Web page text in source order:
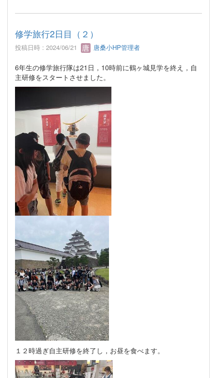
修学旅行2日目（２）
投稿日時 : 2024/06/21 唐桑小HP管理者
6年生の修学旅行隊は21日，10時前に鶴ヶ城見学を終え，自
主研修をスタートさせました。
１２時過ぎ自主研修を終了し，お昼を食べます。